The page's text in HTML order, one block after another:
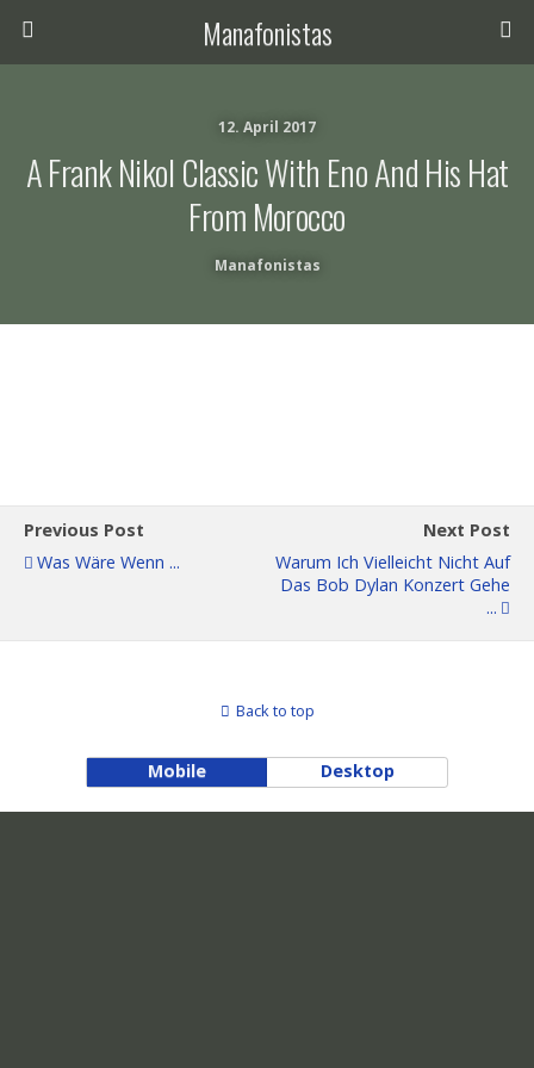
Manafonistas
12. April 2017
A Frank Nikol Classic With Eno And His Hat
From Morocco
Manafonistas
Previous Post
Was Wäre Wenn ...
Next Post
Warum Ich Vielleicht Nicht Auf
Das Bob Dylan Konzert Gehe
...
Back to top
Mobile Desktop